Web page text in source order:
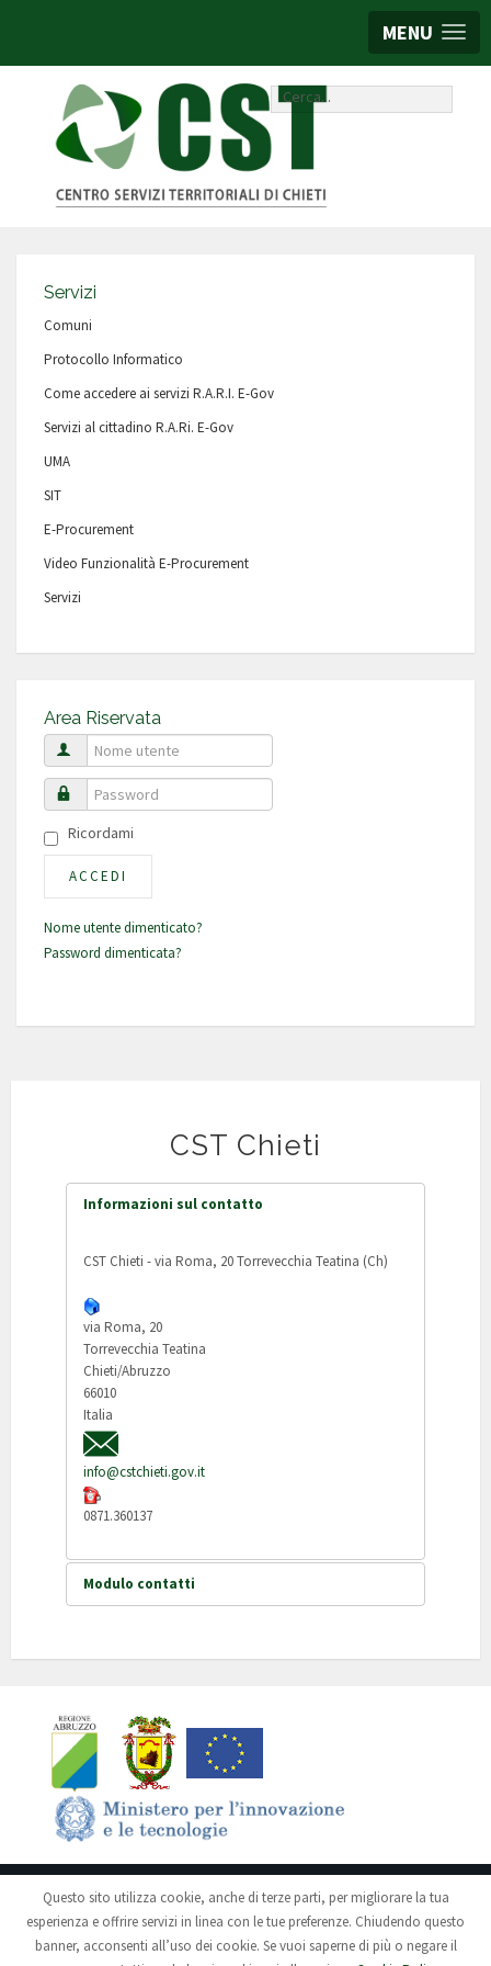
MENU
Cerca...
Servizi
Comuni
Protocollo Informatico
Come accedere ai servizi R.A.R.I. E-Gov
Servizi al cittadino R.A.Ri. E-Gov
UMA
SIT
E-Procurement
Video Funzionalità E-Procurement
Servizi
Area Riservata
Nome utente
Password
Ricordami
ACCEDI
Nome utente dimenticato?
Password dimenticata?
CST Chieti
Informazioni sul contatto
CST Chieti - via Roma, 20 Torrevecchia Teatina (Ch)
via Roma, 20
Torrevecchia Teatina
Chieti/Abruzzo
66010
Italia
info@cstchieti.gov.it
0871.360137
Modulo contatti
sono obbligatori.
Nome*
Email*
Privacy Note Legali
Questo sito utilizza cookie, anche di terze parti, per migliorare la tua
esperienza e offrire servizi in linea con le tue preferenze. Chiudendo questo
banner, acconsenti all’uso dei cookie. Se vuoi saperne di più o negare il